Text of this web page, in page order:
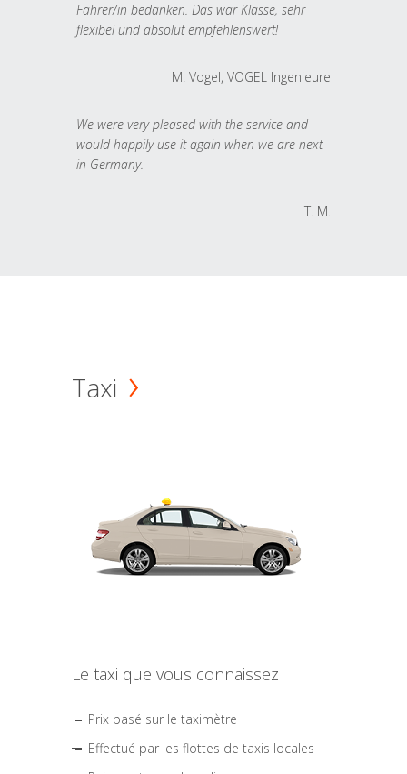
Fahrer/in bedanken. Das war Klasse, sehr
flexibel und absolut empfehlenswert!
M. Vogel, VOGEL Ingenieure
We were very pleased with the service and
would happily use it again when we are next
in Germany.
T. M.
Taxi
Le taxi que vous connaissez
Prix basé sur le taximètre
Effectué par les flottes de taxis locales